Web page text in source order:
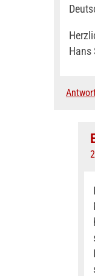
Hans